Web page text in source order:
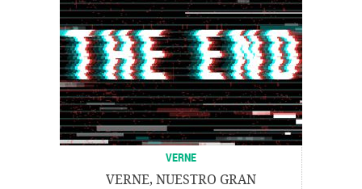
VERNE
VERNE, NUESTRO GRAN